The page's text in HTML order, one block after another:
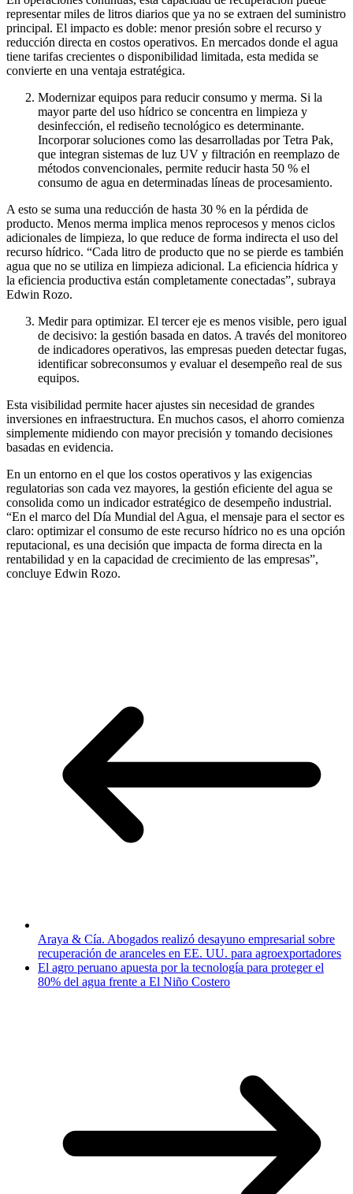
representar miles de litros diarios que ya no se extraen del suministro
principal. El impacto es doble: menor presión sobre el recurso y
reducción directa en costos operativos. En mercados donde el agua
tiene tarifas crecientes o disponibilidad limitada, esta medida se
convierte en una ventaja estratégica.
Modernizar equipos para reducir consumo y merma. Si la
mayor parte del uso hídrico se concentra en limpieza y
desinfección, el rediseño tecnológico es determinante.
Incorporar soluciones como las desarrolladas por Tetra Pak,
que integran sistemas de luz UV y filtración en reemplazo de
métodos convencionales, permite reducir hasta 50 % el
consumo de agua en determinadas líneas de procesamiento.
A esto se suma una reducción de hasta 30 % en la pérdida de
producto. Menos merma implica menos reprocesos y menos ciclos
adicionales de limpieza, lo que reduce de forma indirecta el uso del
recurso hídrico. “Cada litro de producto que no se pierde es también
agua que no se utiliza en limpieza adicional. La eficiencia hídrica y
la eficiencia productiva están completamente conectadas”, subraya
Edwin Rozo.
Medir para optimizar. El tercer eje es menos visible, pero igual
de decisivo: la gestión basada en datos. A través del monitoreo
de indicadores operativos, las empresas pueden detectar fugas,
identificar sobreconsumos y evaluar el desempeño real de sus
equipos.
Esta visibilidad permite hacer ajustes sin necesidad de grandes
inversiones en infraestructura. En muchos casos, el ahorro comienza
simplemente midiendo con mayor precisión y tomando decisiones
basadas en evidencia.
En un entorno en el que los costos operativos y las exigencias
regulatorias son cada vez mayores, la gestión eficiente del agua se
consolida como un indicador estratégico de desempeño industrial.
“En el marco del Día Mundial del Agua, el mensaje para el sector es
claro: optimizar el consumo de este recurso hídrico no es una opción
reputacional, es una decisión que impacta de forma directa en la
rentabilidad y en la capacidad de crecimiento de las empresas”,
concluye Edwin Rozo.
Araya & Cía. Abogados realizó desayuno empresarial sobre
recuperación de aranceles en EE. UU. para agroexportadores
El agro peruano apuesta por la tecnología para proteger el
80% del agua frente a El Niño Costero